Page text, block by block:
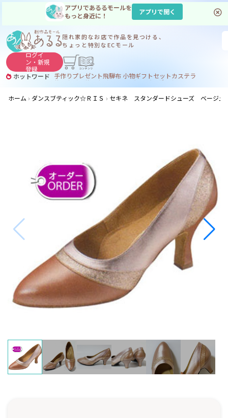
アプリであるるモールを
もっと身近に！
アプリで開く
隠れ家的なお店で作品を見つける、
ちょっと特別なECモール
ログイ
ン・新規
登録
ホットワード 手作りプレゼント飛騨布 小物ギフトセットカステラ
サヌカイト コーヒー
ジンギスカン
ホーム
ダンスブティック☆ＲＩＳ セキネ スタンダードシューズ ベージ